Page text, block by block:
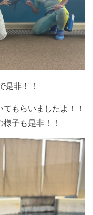
非！！
もらいましたよ！！
子も是非！！